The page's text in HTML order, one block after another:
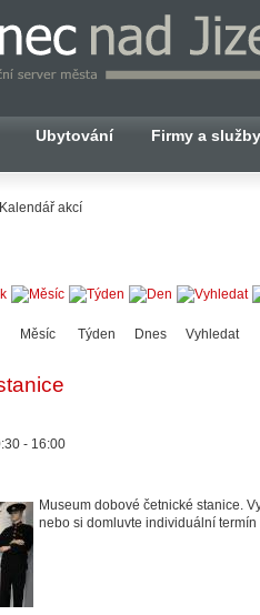
Ubytování Firmy a služby
Kalendář akcí
Měsíc Týden Dnes Vyhledat
- 16:00
Museum dobové četnické stanice.
nebo si domluvte individuální